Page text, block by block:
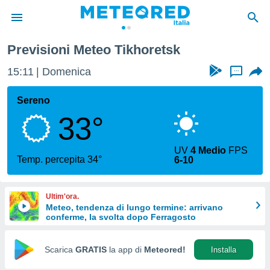
di
per
le
di
Web
Previsioni Meteo Tikhoretsk
15:11 Domenica ...
Sereno
33°
Temp. percepita 34°
UV4 Medio FPS
6-10
Ultim'ora.
Meteo, tendenza di lungo termine: arrivano
conferme, la svolta dopo Ferragosto
Scarica GRATIS la app di Meteored! Installa